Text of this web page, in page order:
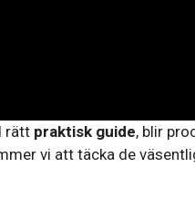
rätt praktisk guide, blir
vi att täcka de